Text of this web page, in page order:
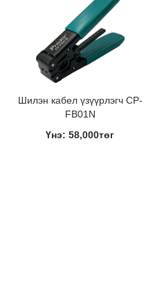
Шилэн кабел үзүүрлэгч CP-
FB01N
Үнэ: 58,000төг